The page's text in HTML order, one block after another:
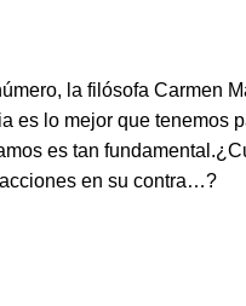
la filósofa Carmen
es lo mejor que tenemos
es tan
en su contra…?